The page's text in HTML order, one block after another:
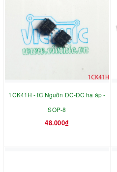
1CK41H - IC Nguồn DC-DC hạ áp -
SOP-8
48.000₫